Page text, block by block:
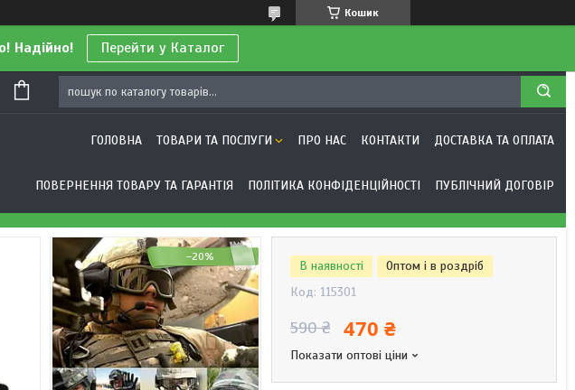
Кошик
Надійно! Перейти у Каталог
ГОЛОВНА ТОВАРИ ТА ПОСЛУГИ ПРО НАС КОНТАКТИ ДОСТАВКА ТА ОПЛАТА
ПОВЕРНЕННЯ ТОВАРУ ТА ГАРАНТІЯ ПОЛІТИКА КОНФІДЕНЦІЙНОСТІ ПУБЛІЧНИЙ ДОГОВІР
–20%
В наявності
Оптом і в роздріб
Код: 115301
590 ₴ 470 ₴
Показати оптові ціни